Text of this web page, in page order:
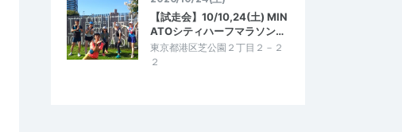
【試走会】10/10,24(土) MIN
ATOシティハーフマラソン…
東京都港区芝公園２丁目２－２
２